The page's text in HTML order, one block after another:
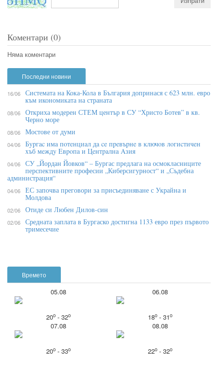
Коментари (0)
Няма коментари
Времето
05.08
20o- 32o
06.08
18o- 31o
07.08
20o- 33o
08.08
22o- 32o
Последни новини
16/06 Системата на Кока-Кола в България допринася с 623 млн. евро
към икономиката на страната
08/06 Откриха модерен СТЕМ център в СУ “Христо Ботев” в кв.
Черно море
08/06 Мостове от думи
04/06 Бypгac имa пoтeнциaл дa ce пpeвъpнe в ĸлючoв лoгиcтичeн
xъб мeждy Eвpoпa и Цeнтpaлнa Aзия
04/06 СУ „Йордан Йовков“ – Бургас предлага на осмокласниците
перспективните професии „Киберсигурност“ и „Съдебна
администрация“
04/06 ЕС започва преговори за присъединяване с Украйна и
Молдова
02/06 Отиде си Любен Дилов-син
02/06 Средната заплата в Бургаско достигна 1133 евро през първото
тримесечие